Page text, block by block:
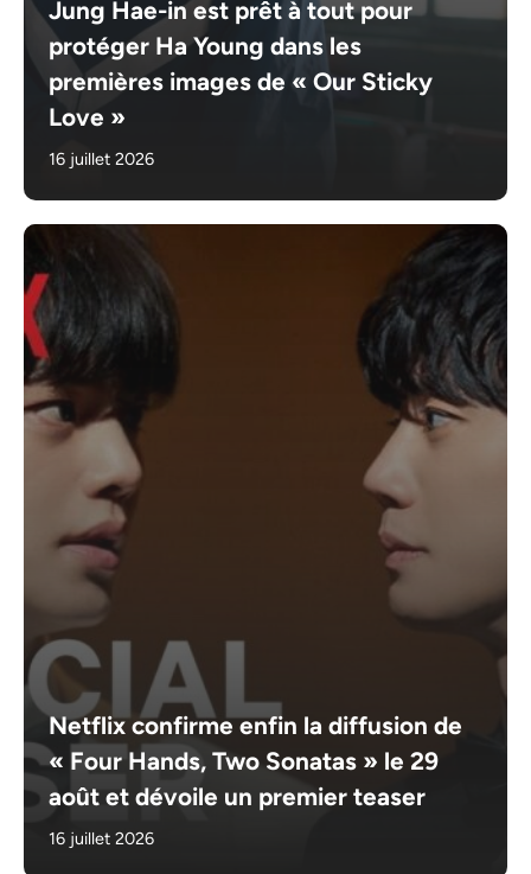
Jung Hae-in est prêt à tout pour
protéger Ha Young dans les
premières images de « Our Sticky
Love »
16 juillet 2026
Netflix confirme enfin la diffusion de
« Four Hands, Two Sonatas » le 29
août et dévoile un premier teaser
16 juillet 2026